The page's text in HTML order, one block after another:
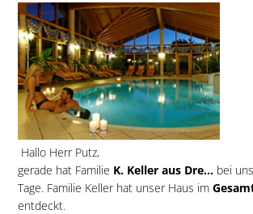
Hallo Herr Putz,
gerade hat Familie K. Keller aus Dre...bei
Tage. Familie Keller hat unser Haus im
entdeckt.